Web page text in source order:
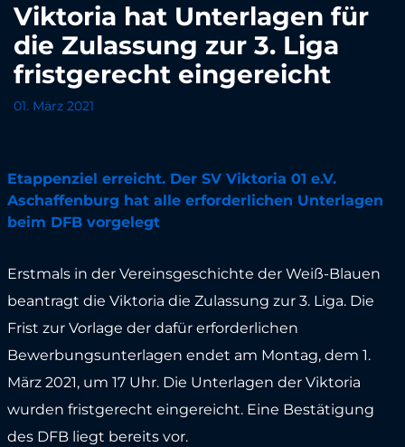
Viktoria hat Unterlagen für
die Zulassung zur 3. Liga
fristgerecht eingereicht
01. März 2021
Etappenziel erreicht. Der SV Viktoria 01 e.V.
Aschaffenburg hat alle erforderlichen Unterlagen
beim DFB vorgelegt
Erstmals in der Vereinsgeschichte der Weiß-Blauen
beantragt die Viktoria die Zulassung zur 3. Liga. Die
Frist zur Vorlage der dafür erforderlichen
Bewerbungsunterlagen endet am Montag, dem 1.
März 2021, um 17 Uhr. Die Unterlagen der Viktoria
wurden fristgerecht eingereicht. Eine Bestätigung
des DFB liegt bereits vor.